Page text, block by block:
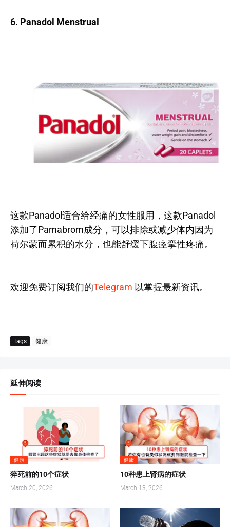
6. Panadol Menstrual
这款Panadol适合给经痛的女性服用，这款Panadol
添加了Pamabrom成分，可以排除或减少体内因为
荷尔蒙而累积的水分，也能舒缓下腹痉挛性疼痛。
欢迎免费订阅我们的Telegram 以掌握最新资讯。
Tags 健康
延伸阅读
健康
猝死前的10个症状
March 20, 2026
健康
10种患上肾病的症状
March 13, 2026